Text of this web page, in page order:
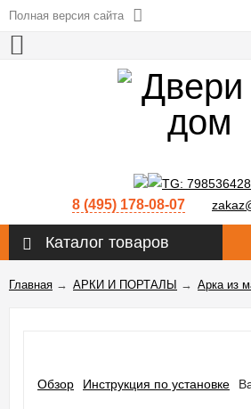
Полная версия сайта
8 (495) 178-08-07
Каталог товаров
Главная → АРКИ И ПОРТАЛЫ → Арка из
Обзор Инструкция по установке